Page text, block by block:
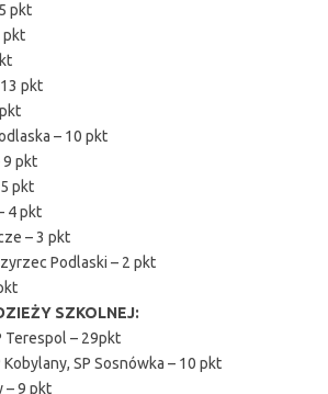
pkt
pkt
pkt
– 10 pkt
9 pkt
pkt
4 pkt
– 3 pkt
Podlaski – 2 pkt
SZKOLNEJ:
Terespol – 29pkt
Kobylany, SP Sosnówka – 10 pkt
– 9 pkt